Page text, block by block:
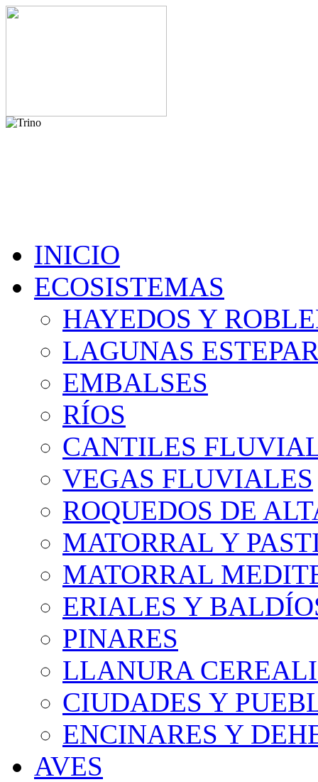
INICIO
ECOSISTEMAS
HAYEDOS Y
LAGUNAS
EMBALSES
RÍOS
CANTILES
VEGAS FLUVIALES
ROQUEDOS DE
MATORRAL Y
MATORRAL
ERIALES Y
PINARES
LLANURA
CIUDADES Y
ENCINARES Y
AVES